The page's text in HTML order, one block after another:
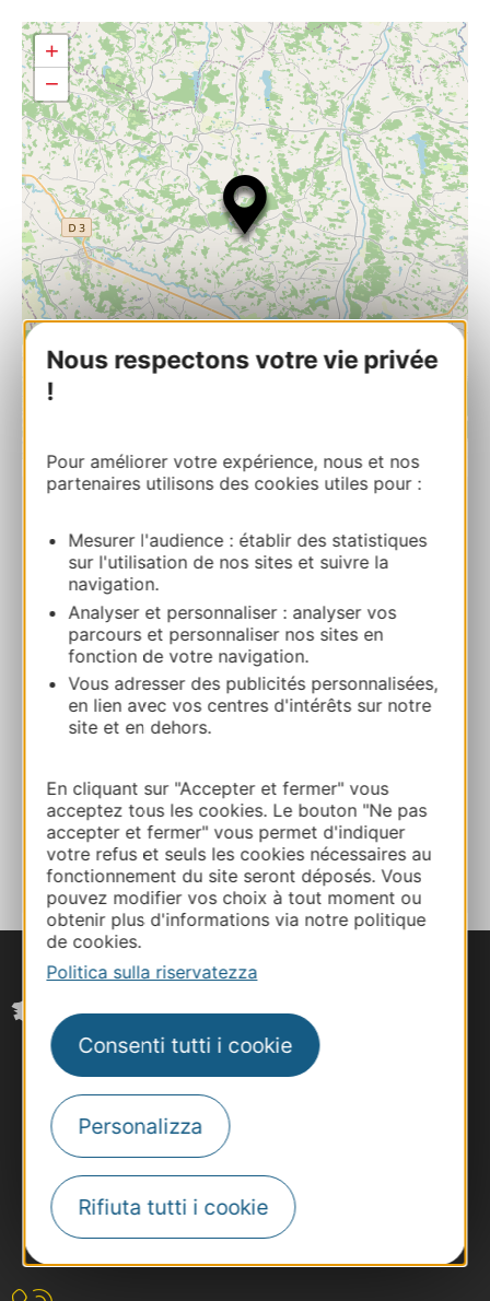
Nous respectons votre vie privée
!
Pour améliorer votre expérience, nous et nos
partenaires utilisons des cookies utiles pour :
Mesurer l'audience : établir des statistiques
sur l'utilisation de nos sites et suivre la
navigation.
Analyser et personnaliser : analyser vos
parcours et personnaliser nos sites en
fonction de votre navigation.
Vous adresser des publicités personnalisées,
en lien avec vos centres d'intérêts sur notre
site et en dehors.
En cliquant sur "Accepter et fermer" vous
acceptez tous les cookies. Le bouton "Ne pas
accepter et fermer" vous permet d'indiquer
votre refus et seuls les cookies nécessaires au
fonctionnement du site seront déposés. Vous
pouvez modifier vos choix à tout moment ou
obtenir plus d'informations via notre politique
de cookies.
Politica sulla riservatezza
Consenti tutti i cookie
Personalizza
Rifiuta tutti i cookie
+
−
| Map data ©
Christaud
Au village 32320 SAINT-CHRISTAUD
Calcola il tuo percorso
05 62 08 22 04
AGGIUNGI
AL TACCUINO